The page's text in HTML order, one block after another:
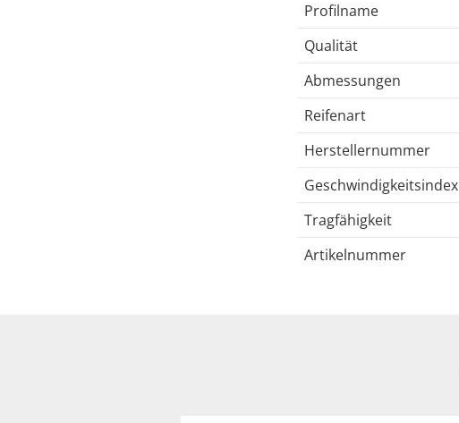
Profilname
Qualität
Abmessungen
Reifenart
Herstellernummer
Geschwindigkeitsindex
Tragfähigkeit
Artikelnummer